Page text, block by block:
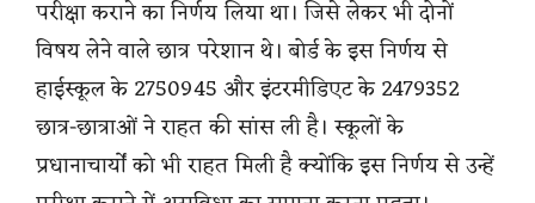
परीक्षा कराने का निर्णय लिया था। जिसे लेकर भी दोनों
विषय लेने वाले छात्र परेशान थे। बोर्ड के इस निर्णय से
हाईस्कूल के 2750945 और इंटरमीडिएट के 2479352
छात्र-छात्राओं ने राहत की सांस ली है। स्कूलों के
प्रधानाचार्यों को भी राहत मिली है क्योंकि इस निर्णय से उन्हें